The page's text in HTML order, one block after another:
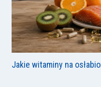
Jakie witaminy na